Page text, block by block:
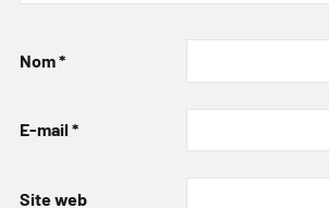
Nom*
E-mail *
Site web